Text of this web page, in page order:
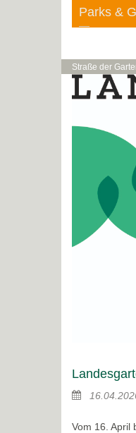
Parks &
Straße der
Vom 16. April